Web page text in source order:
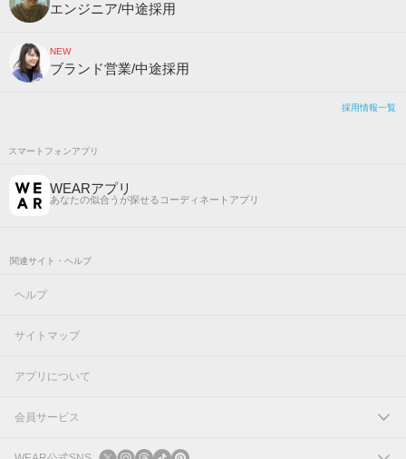
エンジニア/中途採用
NEW
ブランド営業/中途採用
採用情報一覧
スマートフォンアプリ
WEARアプリ
あなたの似合うが探せるコーディネートアプリ
関連サイト・ヘルプ
ヘルプ
サイトマップ
アプリについて
会員サービス